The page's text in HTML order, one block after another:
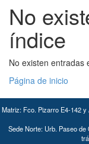
No
índice
No existen entradas
Página de inicio
Matriz: Fco. Pizarro E4-142 y
Sede Norte: Urb. Paseo de